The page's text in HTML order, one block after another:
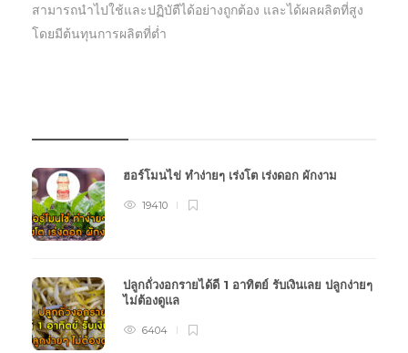
สามารถนำไปใช้และปฏิบัตืได้อย่างถูกต้อง และได้ผลผลิตที่สูง
โดยมีต้นทุนการผลิตที่ต่ำ
ฮอร์โมนไข่ ทำง่ายๆ เร่งโต เร่งดอก ผักงาม
19410
ปลูกถั่วงอกรายได้ดี 1 อาทิตย์ รับเงินเลย ปลูกง่ายๆ
ไม่ต้องดูแล
6404